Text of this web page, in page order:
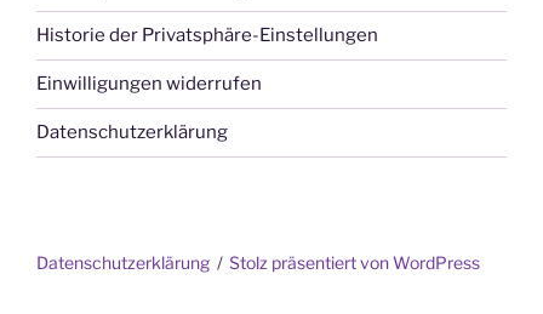
Historie der Privatsphäre-Einstellungen
Einwilligungen widerrufen
Datenschutzerklärung
Datenschutzerklärung Stolz präsentiert von WordPress